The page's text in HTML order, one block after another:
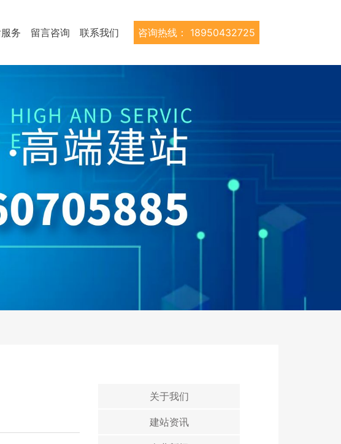
务 留言咨询 联系我们 咨询热线： 18950432725
关于我们
建站资讯